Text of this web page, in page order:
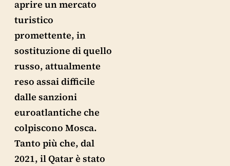
aprire un mercato
turistico
promettente, in
sostituzione di quello
russo, attualmente
reso assai difficile
dalle sanzioni
euroatlantiche che
colpiscono Mosca.
Tanto più che, dal
2021, il Qatar è stato